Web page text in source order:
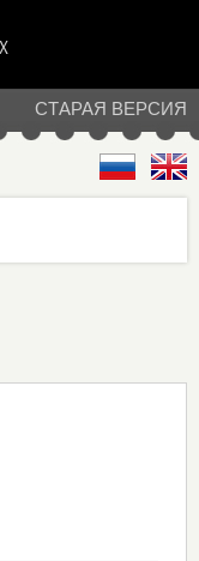
СТАРАЯ ВЕРСИЯ